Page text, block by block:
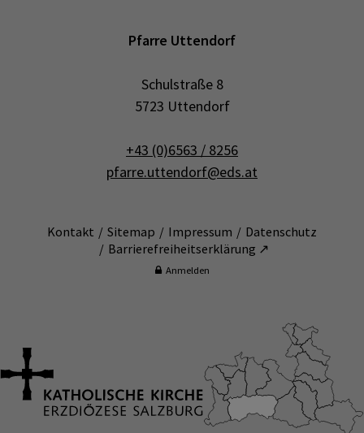
Pfarre Uttendorf
Schulstraße 8
5723 Uttendorf
+43 (0)6563 / 8256
pfarre.uttendorf@eds.at
Kontakt Sitemap Impressum
Datenschutz
Barrierefreiheitserklärung ↗
Anmelden